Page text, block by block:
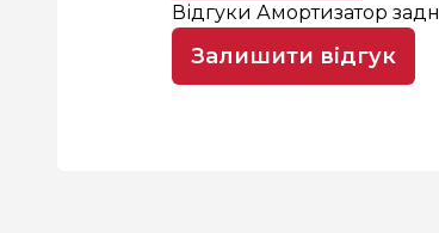
Відгуки Амортизатор
Залишити відгук